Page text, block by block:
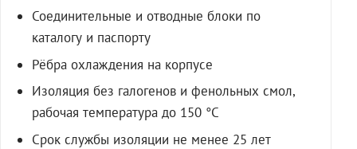
Соединительные и отводные блоки по
каталогу и паспорту
Рёбра охлаждения на корпусе
Изоляция без галогенов и фенольных смол,
рабочая температура до 150 °C
Срок службы изоляции не менее 25 лет